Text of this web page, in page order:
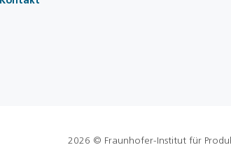
2026 © Fraunhofer-Institut für